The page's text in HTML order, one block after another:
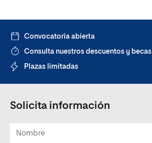
Convocatoria abierta
Consulta nuestros descuentos y becas
Plazas limitadas
Solicita información